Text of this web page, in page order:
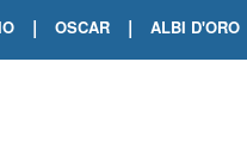
| OSCAR | ALBI D'ORO